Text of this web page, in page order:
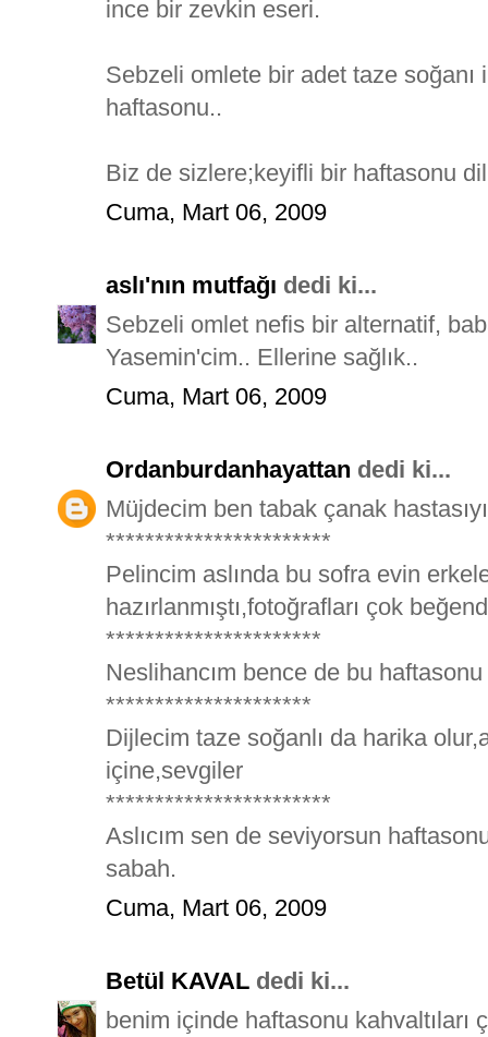
ince bir zevkin eseri.
Sebzeli omlete bir adet taze soğanı
haftasonu..
Biz de sizlere;keyifli bir haftasonu
Cuma, Mart 06, 2009
aslı'nın mutfağı dedi ki...
Sebzeli omlet nefis bir alternatif,
Yasemin'cim.. Ellerine sağlık..
Cuma, Mart 06, 2009
Ordanburdanhayattan dedi ki...
Müjdecim ben tabak çanak
***********************
Pelincim aslında bu sofra evin
hazırlanmıştı,fotoğrafları çok
**********************
Neslihancım bence de bu
*********************
Dijlecim taze soğanlı da harika
içine,sevgiler
***********************
Aslıcım sen de seviyorsun
sabah.
Cuma, Mart 06, 2009
Betül KAVAL dedi ki...
benim içinde haftasonu kahvaltıları